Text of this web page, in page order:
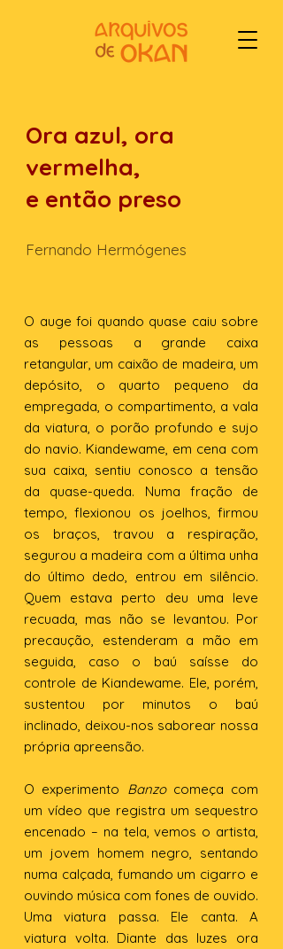
Ora azul, ora
vermelha,
e então preso
Fernando Hermógenes
O auge foi quando quase caiu sobre
as pessoas a grande caixa
retangular, um caixão de madeira, um
depósito, o quarto pequeno da
empregada, o compartimento, a vala
da viatura, o porão profundo e sujo
do navio. Kiandewame, em cena com
sua caixa, sentiu conosco a tensão
da quase-queda. Numa fração de
tempo, flexionou os joelhos, firmou
os braços, travou a respiração,
segurou a madeira com a última unha
do último dedo, entrou em silêncio.
Quem estava perto deu uma leve
recuada, mas não se levantou. Por
precaução, estenderam a mão em
seguida, caso o baú saísse do
controle de Kiandewame. Ele, porém,
sustentou por minutos o baú
inclinado, deixou-nos saborear nossa
própria apreensão.
O experimento Banzocomeça com
um vídeo que registra um sequestro
encenado – na tela, vemos o artista,
um jovem homem negro, sentando
numa calçada, fumando um cigarro e
ouvindo música com fones de ouvido.
Uma viatura passa. Ele canta. A
viatura volta. Diante das luzes ora